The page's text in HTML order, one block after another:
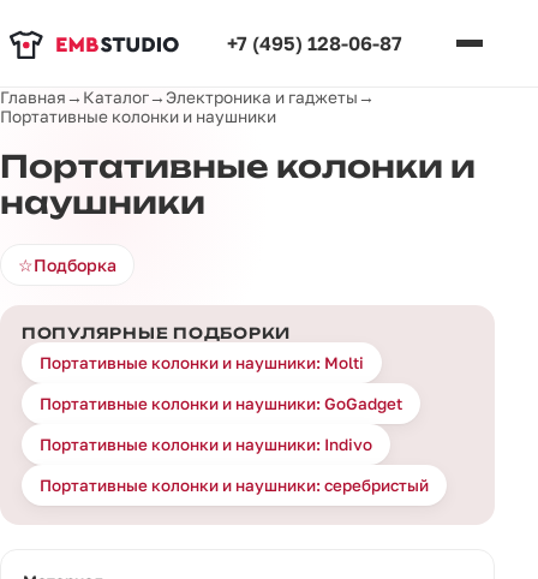
+7 (495) 128-06-87
Главная→ Каталог→Электроника и гаджеты→
Портативные колонки и наушники
Портативные колонки и
наушники
☆Подборка
ПОПУЛЯРНЫЕ ПОДБОРКИ
Портативные колонки и наушники: Molti
Портативные колонки и наушники: GoGadget
Портативные колонки и наушники: Indivo
Портативные колонки и наушники: серебристый